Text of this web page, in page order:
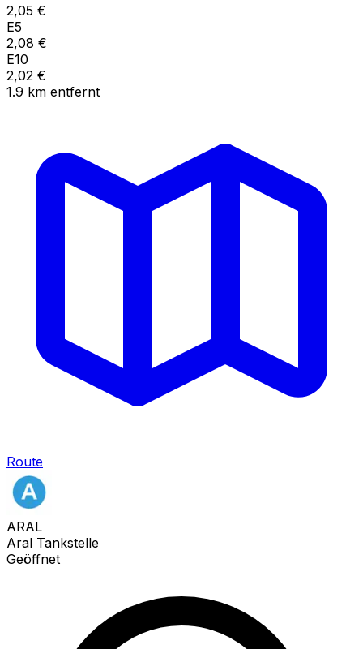
2,05 €
E5
2,08 €
E10
2,02 €
1.9 km entfernt
Route
ARAL
Aral Tankstelle
Geöffnet